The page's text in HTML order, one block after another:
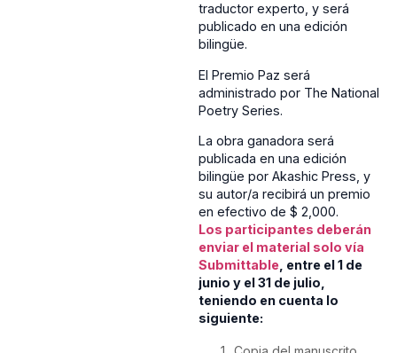
traductor experto, y será
publicado en una edición
bilingüe.
El Premio Paz será
administrado por The National
Poetry Series.
La obra ganadora será
publicada en una edición
bilingüe por Akashic Press, y
su autor/a recibirá un premio
en efectivo de $ 2,000.
Los participantes deberán
enviar el material solo vía
Submittable , entre el 1 de
junio y el 31 de julio,
teniendo en cuenta lo
siguiente: